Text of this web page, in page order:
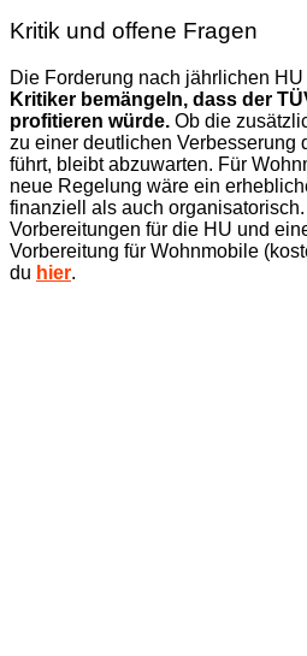
Kritik und offene Fragen
Die Forderung nach jährlichen
Kritiker bemängeln, dass der
profitieren würde. Ob die
zu einer deutlichen Verbesserung
führt, bleibt abzuwarten. Für
neue Regelung wäre ein
finanziell als auch
Vorbereitungen für die HU und
Vorbereitung für Wohnmobile
du hier.